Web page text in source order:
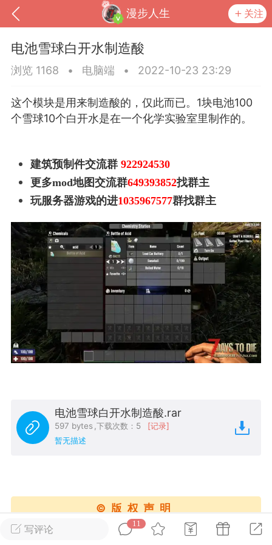
漫步人生 关注
我的钱包 道具 排行榜
MOD下载 攻略教程 联机招募
大人
02-10 15:45
其他&工具
卖挂
禁止发布联机可用的作弊模组，
单机辅助引流私下售卖服务器外挂！
环境，中文网特此发布以下声明，规范
模组的发布行为：1. *...
大人
Lv.8
写评论
11
电池雪球白开水制造酸
浏览 1168 • 电脑端 • 2022-10-23 23:29
这个模块是用来制造酸的，仅此而已。1块电池100
个雪球10个白开水是在一个化学实验室里制作的。
建筑预制件交流群 922924530
更多mod地图交流群649393852找群主
玩服务器游戏的进1035967577群找群主
电池雪球白开水制造酸.rar
597 bytes ,下载次数：5
[记录]
暂无描述
©版权声明
1、本站所有内容由用户发表，作者与本站享有帖子版权；